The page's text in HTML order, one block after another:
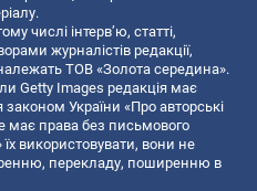
числі інтерв’ю, статті,
журналістів редакції,
ТОВ «Золота середина».
Getty Images редакція має
України «Про авторські
має права без письмового
використовувати, вони не
перекладу, поширенню в